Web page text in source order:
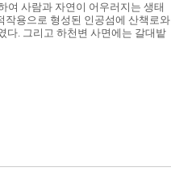
여 사람과 자연이 어우러지는 생태
작용으로 형성된 인공섬에 산책로와
다. 그리고 하천변 사면에는 갈대밭